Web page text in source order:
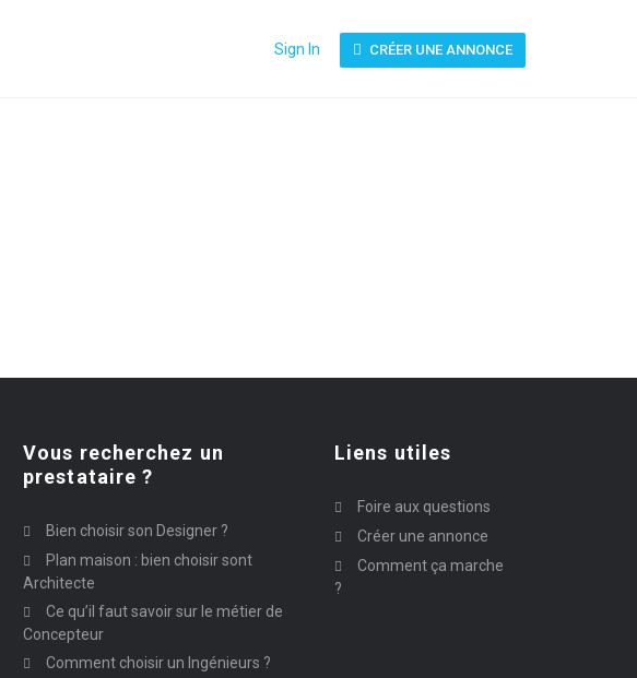
Sign In CRÉER UNE ANNONCE
Vous recherchez un
prestataire ?
Bien choisir son Designer ?
Plan maison : bien choisir sont
Architecte
Ce qu’il faut savoir sur le métier de
Concepteur
Comment choisir un Ingénieurs ?
Liens utiles
Foire aux questions
Créer une annonce
Comment ça marche
?